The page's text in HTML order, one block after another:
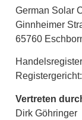
German Solar
Ginnheimer
65760
Vertreten
Dirk Göhringer